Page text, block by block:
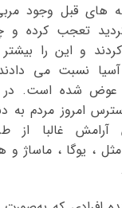
های قبل وجود مربی
تعجب کرده و
و این را بیشتر
نسبت می
عوض شده است. در
امروز مردم به
آرامش غالبا از
، یوگا ، ماساژ و